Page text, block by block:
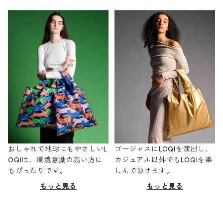
おしゃれで地球にもやさしいL
OQIは、環境意識の高い方に
もぴったりです。
もっと見る
ゴージャスにLOQIを演出し、
カジュアル以外でもLOQIを楽
しんで頂けます。
もっと見る